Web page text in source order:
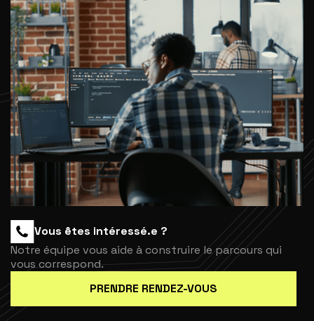
Vous êtes intéressé.e ?
Notre équipe vous aide à construire le parcours qui
vous correspond.
PRENDRE RENDEZ-VOUS